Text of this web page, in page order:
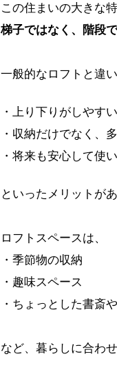
この住まいの大きな特
梯子ではなく、階段
一般的なロフトと違い
・上り下りがしやすい
・収納だけでなく、
・将来も安心して使
といったメリットがあ
ロフトスペースは、
・季節物の収納
・趣味スペース
・ちょっとした書斎
など、暮らしに合わ